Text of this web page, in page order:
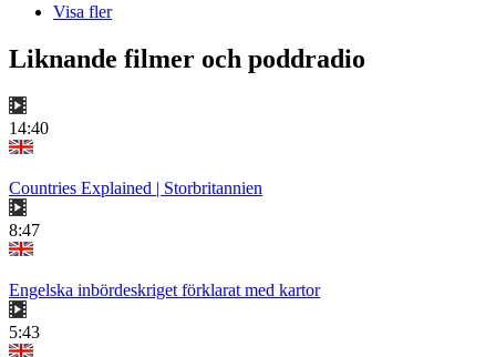
Visa fler
Liknande filmer och poddradio
14:40
Countries Explained | Storbritannien
8:47
Engelska inbördeskriget förklarat med kartor
5:43